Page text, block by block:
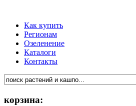
Как купить
Регионам
Озеленение
Каталоги
Контакты
корзина: